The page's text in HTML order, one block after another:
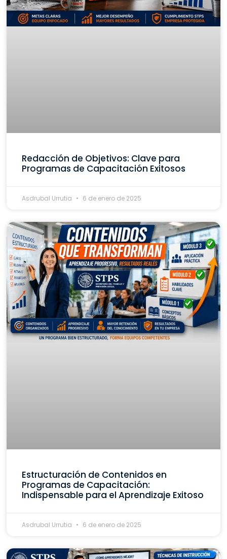
Redacción de Objetivos: Clave para
Programas de Capacitación Exitosos
Asdrubal Urrutia 6 de enero de 2025
Estructuración de Contenidos en
Programas de Capacitación:
Indispensable para el Aprendizaje Exitoso
Asdrubal Urrutia 6 de enero de 2025